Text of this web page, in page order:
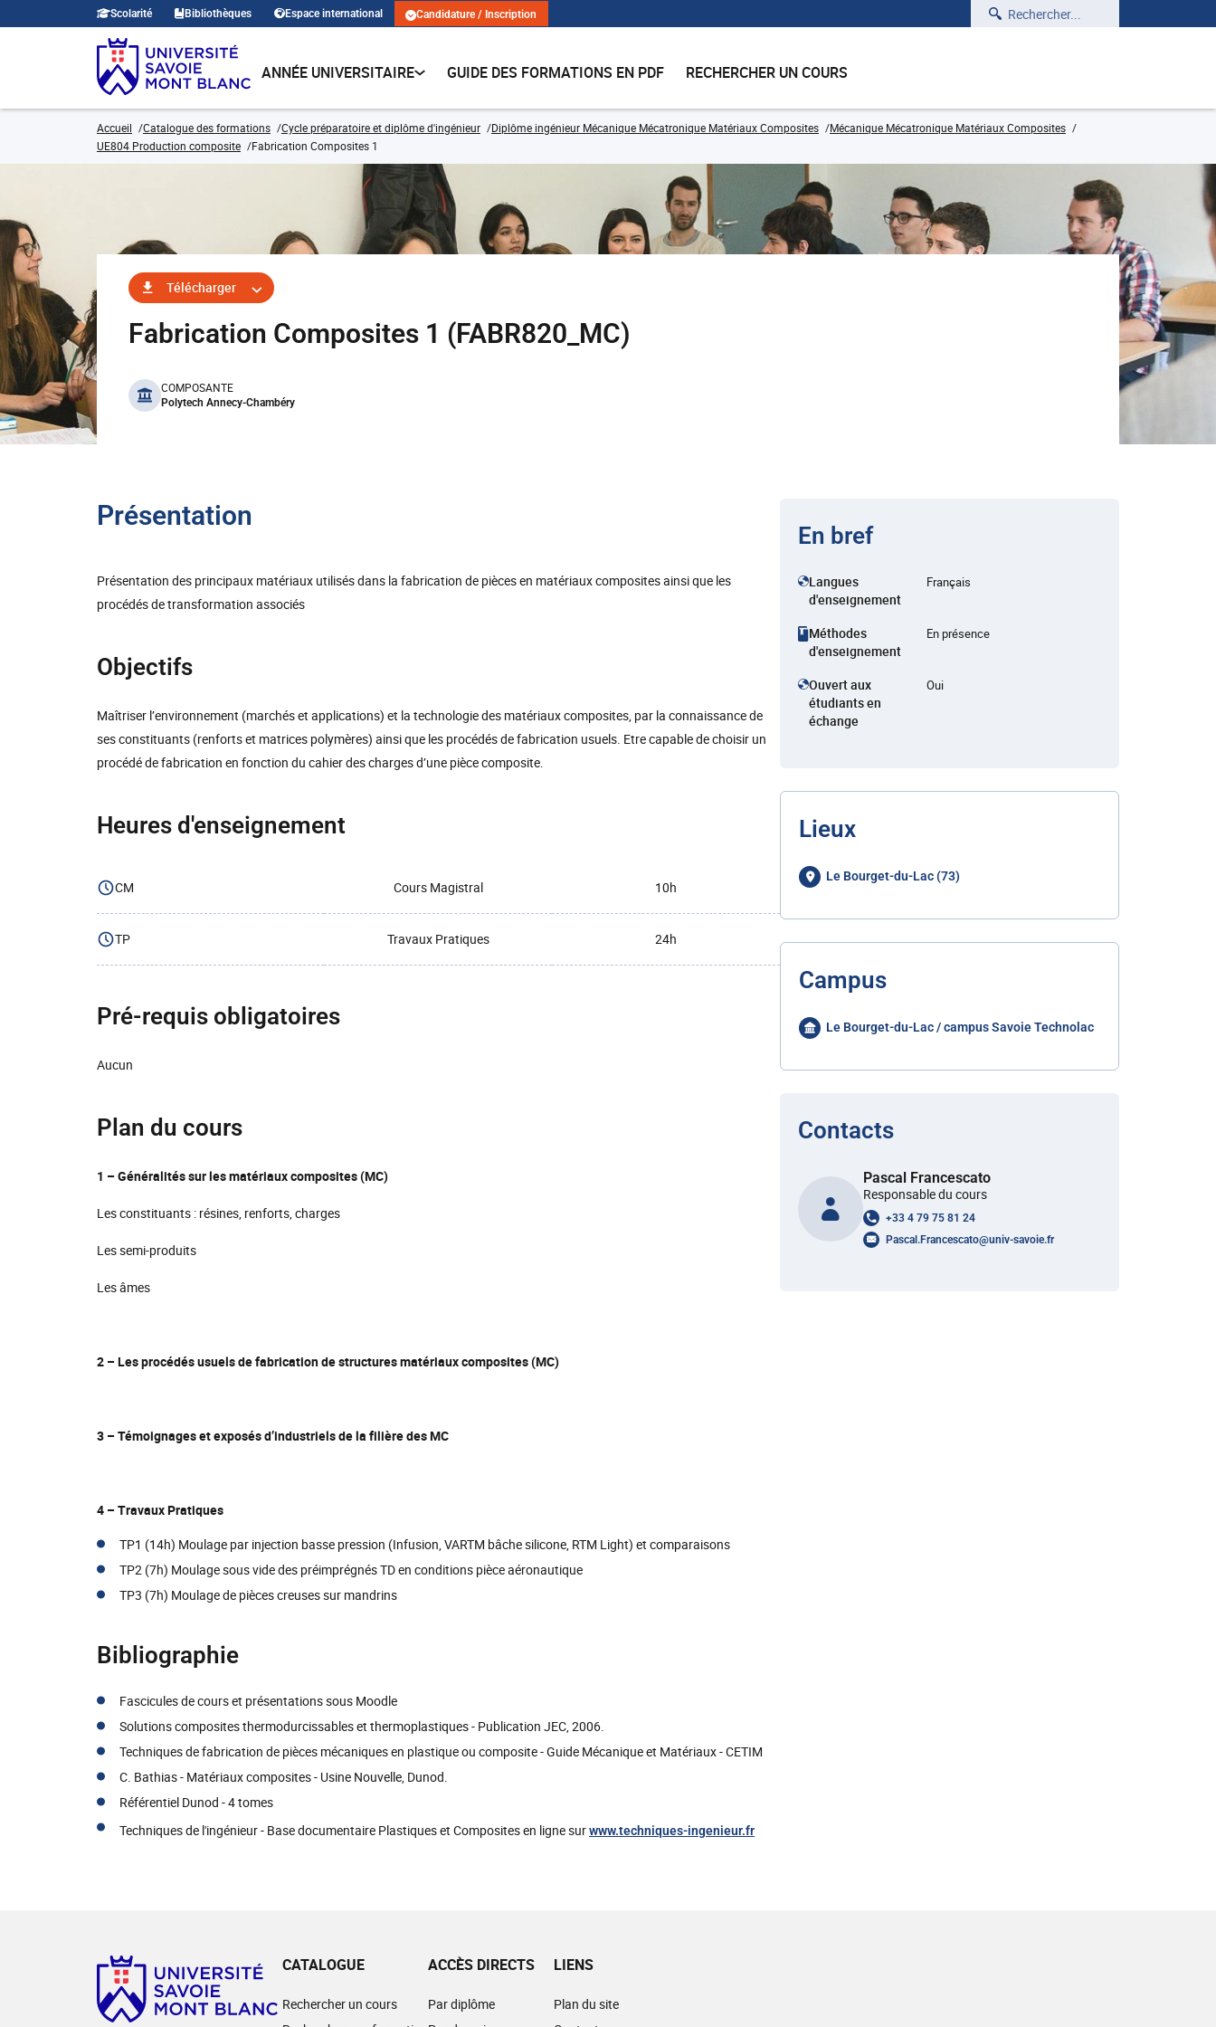
Scolarité Bibliothèques Espace international Candidature / Inscription Rechercher
ANNÉE UNIVERSITAIRE GUIDE DES FORMATIONS EN PDF RECHERCHER UN COURS
Accueil Catalogue des formations Cycle préparatoire et diplôme d'ingénieur Diplôme ingénieur Mécanique Mécatronique Matériaux Composites
Mécanique Mécatronique Matériaux Composites
UE804 Production composite
Fabrication Composites 1
Télécharger
Fabrication Composites 1 (FABR820_MC)
benefits
COMPOSANTE
Polytech Annecy-Chambéry
Présentation
Présentation des principaux matériaux utilisés dans la fabrication de pièces en matériaux composites ainsi que les
procédés de transformation associés
Objectifs
Maîtriser l’environnement (marchés et applications) et la technologie des matériaux composites, par la connaissance de
ses constituants (renforts et matrices polymères) ainsi que les procédés de fabrication usuels. Etre capable de choisir un
procédé de fabrication en fonction du cahier des charges d’une pièce composite.
Heures d'enseignement
CM Cours Magistral 10h
TP Travaux Pratiques 24h
Pré-requis obligatoires
Aucun
Plan du cours
1 – Généralités sur les matériaux composites (MC)
Les constituants : résines, renforts, charges
Les semi-produits
Les âmes
2 – Les procédés usuels de fabrication de structures matériaux composites (MC)
3 – Témoignages et exposés d’industriels de la filière des MC
4 – Travaux Pratiques
TP1 (14h) Moulage par injection basse pression (Infusion, VARTM bâche silicone, RTM Light) et comparaisons
TP2 (7h) Moulage sous vide des préimprégnés TD en conditions pièce aéronautique
TP3 (7h) Moulage de pièces creuses sur mandrins
Bibliographie
Fascicules de cours et présentations sous Moodle
Solutions composites thermodurcissables et thermoplastiques - Publication JEC, 2006.
Techniques de fabrication de pièces mécaniques en plastique ou composite - Guide Mécanique et Matériaux - CETIM
C. Bathias - Matériaux composites - Usine Nouvelle, Dunod.
Référentiel Dunod - 4 tomes
Techniques de l'ingénieur - Base documentaire Plastiques et Composites en ligne surwww.techniques-ingenieur.fr
En bref
Langues
d'enseignement
Français
Méthodes
d'enseignement
En présence
Ouvert aux
étudiants en
échange
Oui
Lieux
Le Bourget-du-Lac (73)
Campus
Le Bourget-du-Lac / campus Savoie Technolac
Contacts
Pascal Francescato
Responsable du cours
+33 4 79 75 81 24
Pascal.Francescato@univ-savoie.fr
CATALOGUE
Rechercher un cours
ACCÈS DIRECTS
Par diplôme
LIENS
Plan du site